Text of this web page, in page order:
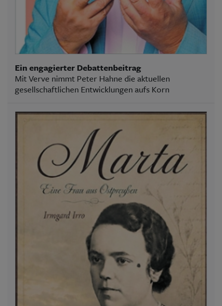
Ein engagierter Debattenbeitrag
Mit Verve nimmt Peter Hahne die aktuellen
gesellschaftlichen Entwicklungen aufs Korn